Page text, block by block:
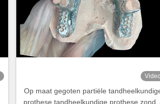
Video
Op maat gegoten partiële
prothese tandheelkundige prothese zonder